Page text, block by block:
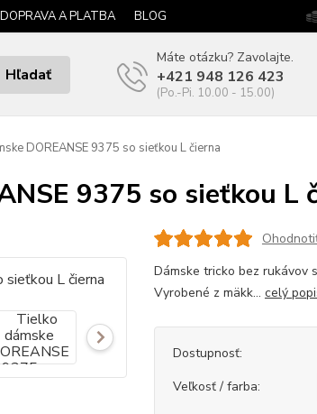
DOPRAVA A PLATBA BLOG
Hľadať
Máte otázku? Zavolajte.
+421 948 126 423
(Po.-Pi. 10.00 - 15.00)
DOREANSE 9375 so sieťkou L čierna
9375 so sieťkou L
Dámske tricko bez rukávov
Vyrobené z mäkk... celý
Dostupnosť:
Veľkosť / farba: